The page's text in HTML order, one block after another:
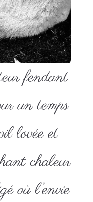
fendant
un temps
lovée et
chaleur
où l’envie